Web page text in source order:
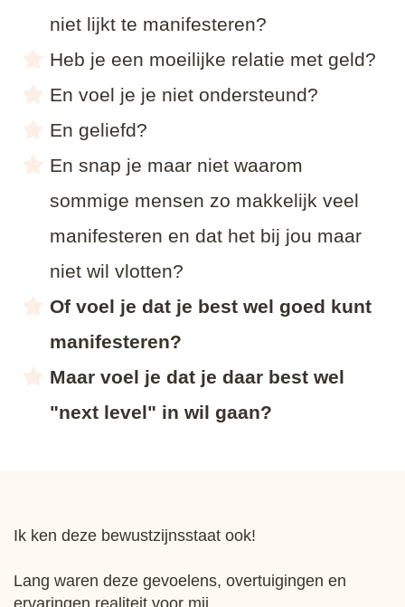
niet lijkt te manifesteren?
Heb je een moeilijke relatie met geld?
En voel je je niet ondersteund?
En geliefd?
En snap je maar niet waarom
sommige mensen zo makkelijk veel
manifesteren en dat het bij jou maar
niet wil vlotten?
Of voel je dat je best wel goed kunt
manifesteren?
Maar voel je dat je daar best wel
"next level" in wil gaan?
Ik ken deze bewustzijnsstaat ook!
Lang waren deze gevoelens, overtuigingen en
ervaringen realiteit voor mij.